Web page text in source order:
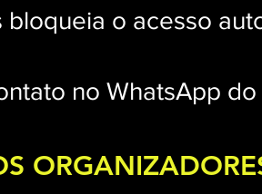
o acesso
no WhatsApp